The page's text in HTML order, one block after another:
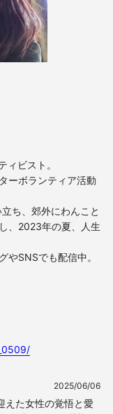
ィビスト。
ーボランティア活動
ち、郊外にわんこと
、2023年の夏、人生
やSNSでも配信中。
2025/06/06
えた女性の覚悟と愛